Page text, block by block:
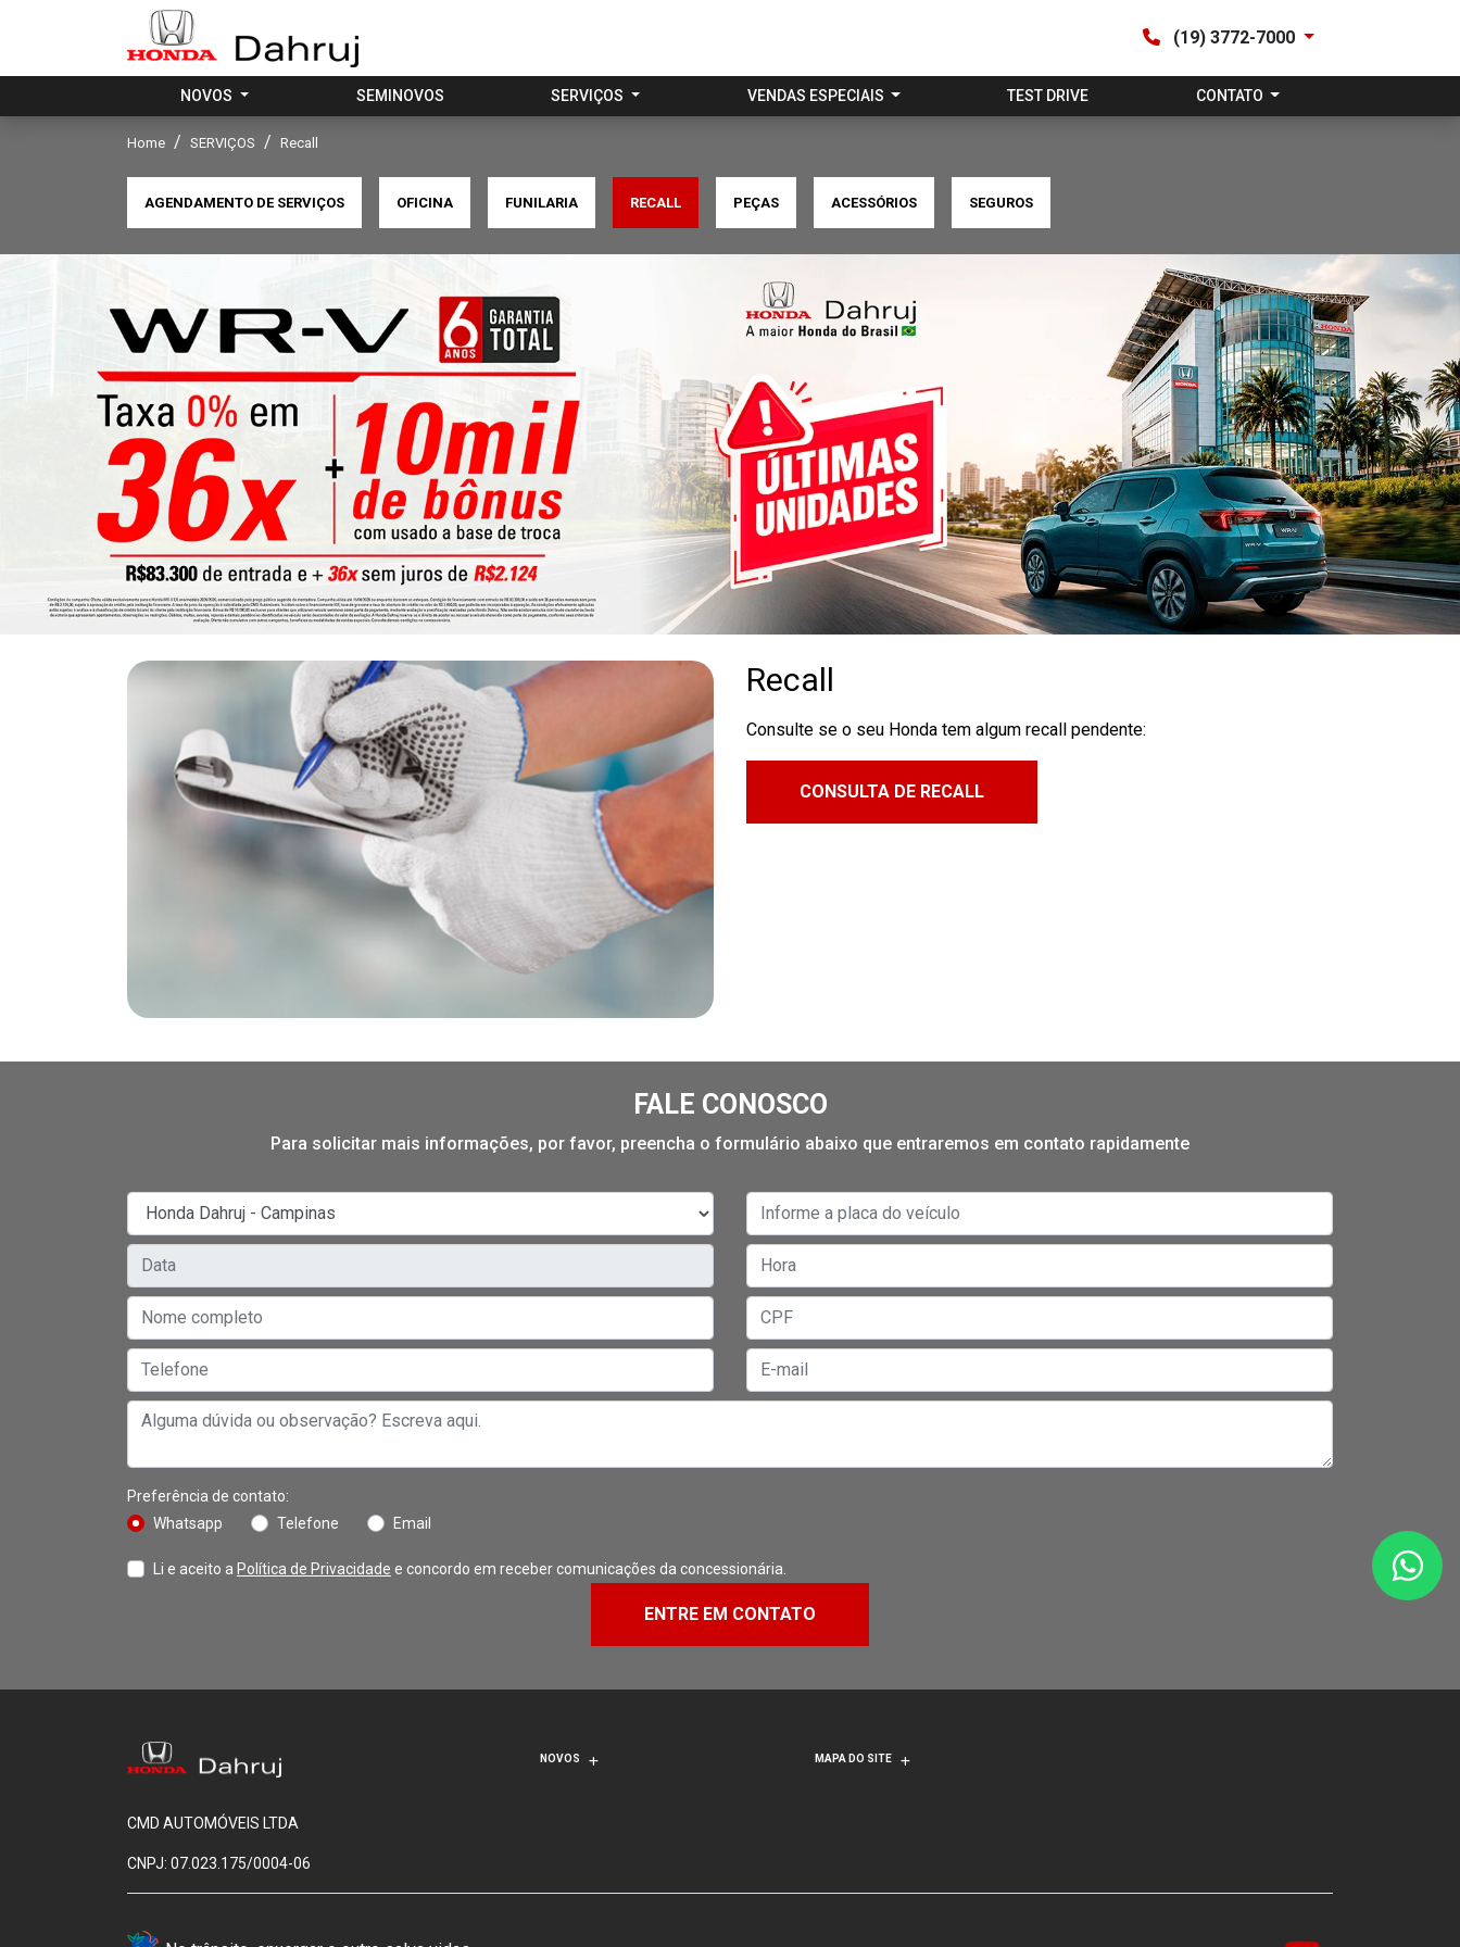
(19) 3772-7000
NOVOS SEMINOVOS SERVIÇOS VENDAS ESPECIAIS TEST DRIVE CONTATO
Home SERVIÇOS Recall
AGENDAMENTO DE SERVIÇOS OFICINA FUNILARIA RECALL PEÇAS ACESSÓRIOS SEGUROS
Recall
Consulte se o seu Honda tem algum recall pendente:
CONSULTA DE RECALL
FALE CONOSCO
Para solicitar mais informações, por favor, preencha o formulário abaixo que entraremos em contato rapidamente
Preferência de contato:
Whatsapp
Telefone Email
Li e aceito a Política de Privacidade e concordo em receber comunicações da concessionária.
ENTRE EM CONTATO
NOVOS MAPA DO SITE
CMD AUTOMÓVEIS LTDA
CNPJ: 07.023.175/0004-06